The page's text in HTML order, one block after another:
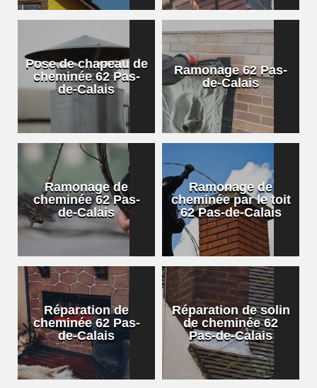
Pose de chapeau de
cheminée 62 Pas-
de-Calais
Ramonage 62 Pas-
de-Calais
Ramonage de
cheminée 62 Pas-
de-Calais
Ramonage de
cheminée par le toit
62 Pas-de-Calais
Réparation de
cheminée 62 Pas-
de-Calais
Réparation de solin
de cheminée 62
Pas-de-Calais